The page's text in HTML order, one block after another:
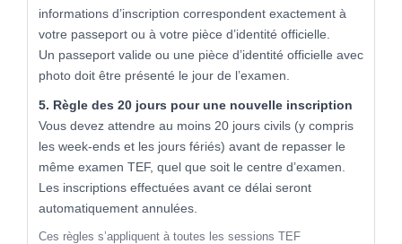
informations d’inscription correspondent exactement à
votre passeport ou à votre pièce d’identité officielle.
Un passeport valide ou une pièce d’identité officielle avec
photo doit être présenté le jour de l’examen.
5. Règle des 20 jours pour une nouvelle inscription
Vous devez attendre au moins 20 jours civils (y compris
les week-ends et les jours fériés) avant de repasser le
même examen TEF, quel que soit le centre d’examen.
Les inscriptions effectuées avant ce délai seront
automatiquement annulées.
Ces règles s’appliquent à toutes les sessions TEF